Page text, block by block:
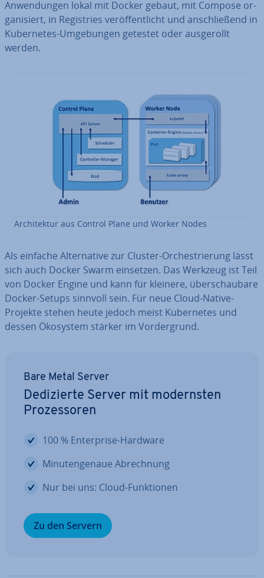
An­wen­dun­gen lokal mit Docker gebaut, mit Compose or­
ga­ni­siert, in Re­gis­tries ver­öf­fent­licht und an­schlie­ßend in
Ku­ber­netes-Um­ge­bun­gen getestet oder aus­ge­rollt
werden.
Ar­chi­tek­tur aus Control Plane und Worker Nodes
Als einfache Al­ter­na­ti­ve zur Cluster-Or­ches­trie­rung lässt
sich auch Docker Swarm einsetzen. Das Werkzeug ist Teil
von Docker Engine und kann für kleinere, über­schau­ba­re
Docker-Setups sinnvoll sein. Für neue Cloud-Native-
Projekte stehen heute jedoch meist Ku­ber­netes und
dessen Ökosystem stärker im Vor­der­grund.
Bare Metal Server
De­di­zier­te Server mit mo­derns­ten
Pro­zes­so­ren
100 % En­ter­pri­se-Hardware
Mi­nu­ten­ge­naue Ab­rech­nung
Nur bei uns: Cloud-Funk­tio­nen
Zu den Servern